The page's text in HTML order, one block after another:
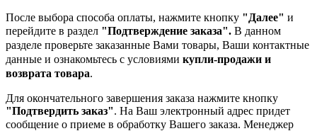
После выбора способа оплаты, нажмите кнопку "Далее" и
перейдите в раздел "Подтверждение заказа". В данном
разделе проверьте заказанные Вами товары, Ваши контактные
данные и ознакомьтесь с условиями купли-продажи и
возврата товара.
Для окончательного завершения заказа нажмите кнопку
"Подтвердить заказ". На Ваш электронный адрес придет
сообщение о приеме в обработку Вашего заказа. Менеджер